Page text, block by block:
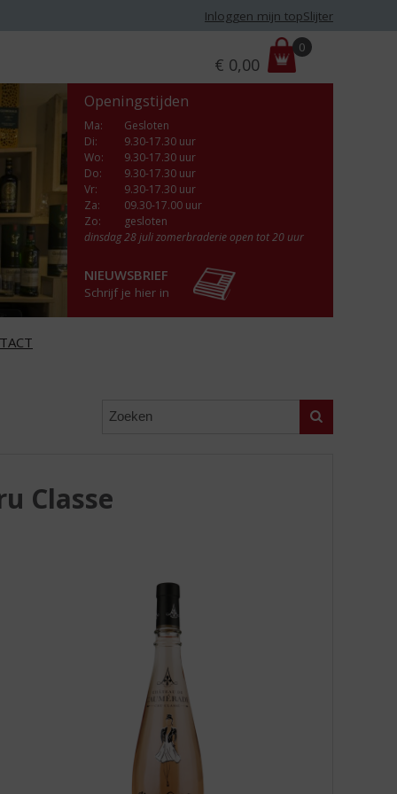
Inloggen mijn topSlijter
r
i
€ 0,00
0
Openingstijden
Ma:
Gesloten
Di:
9.30-17.30 uur
Wo:
9.30-17.30 uur
Do:
9.30-17.30 uur
Vr:
9.30-17.30 uur
Za:
09.30-17.00 uur
Zo:
gesloten
dinsdag 28 juli zomerbraderie open tot 20 uur
NIEUWSBRIEF
Schrijf je hier in
Zoeken
Classe